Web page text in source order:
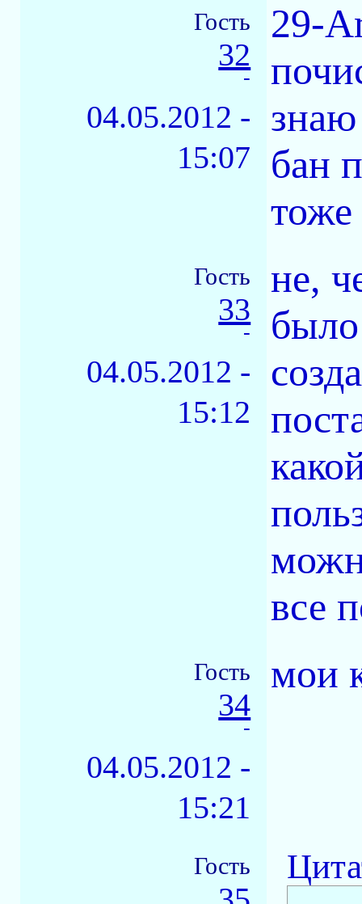
Гость
32
-
04.05.2012 -
15:07
29-
бан
тоже
Гость
33
-
04.05.2012 -
15:12
не,
все
Гость
34
-
04.05.2012 -
15:21
мои
Гость